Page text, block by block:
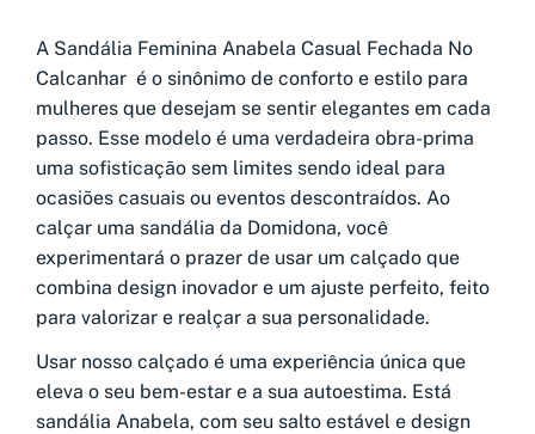
A Sandália Feminina Anabela Casual Fechada No
Calcanhar é o sinônimo de conforto e estilo para
mulheres que desejam se sentir elegantes em cada
passo. Esse modelo é uma verdadeira obra-prima
uma sofisticação sem limites sendo ideal para
ocasiões casuais ou eventos descontraídos. Ao
calçar uma sandália da Domidona, você
experimentará o prazer de usar um calçado que
combina design inovador e um ajuste perfeito, feito
para valorizar e realçar a sua personalidade.
Usar nosso calçado é uma experiência única que
eleva o seu bem-estar e a sua autoestima. Está
sandália Anabela, com seu salto estável e design